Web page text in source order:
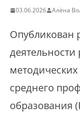
03.06.2026 Алёна
Опубликован
среднего
образования